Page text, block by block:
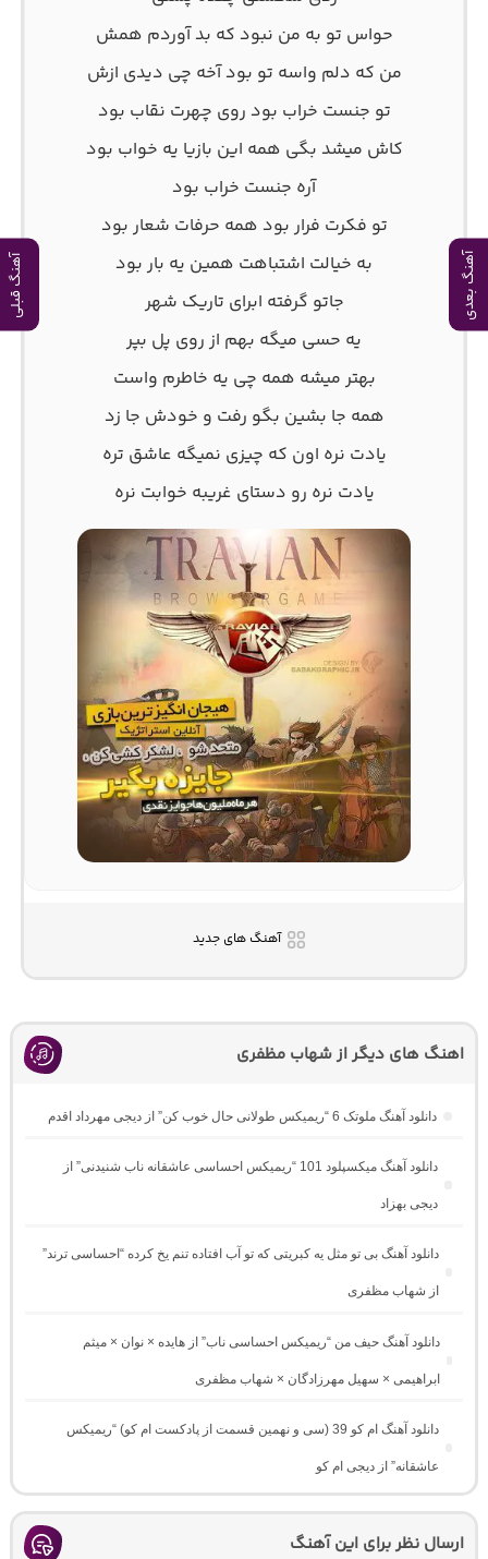
آهنگ بعدی آهنگ قبلی
حواس تو به من نبود که بد آوردم همش
من که دلم واسه تو بود آخه چی دیدی ازش
تو جنست خراب بود روی چهرت نقاب بود
کاش میشد بگی همه این بازیا یه خواب بود
آره جنست خراب بود
تو‌ فکرت فرار بود همه حرفات شعار بود
به خیالت اشتباهت همین یه بار بود
جاتو گرفته ابرای تاريک شهر
يه حسی میگه بهم از روی پل بپر
بهتر ميشه همه چى يه خاطرم واست
همه جا بشين بگو رفت و خودش جا زد
يادت نره اون كه چيزى نميگه عاشق تره
يادت نره رو دستاى غريبه خوابت نره
آهنگ های جدید
اهنگ های دیگر از شهاب مظفری
دانلود آهنگ ملوتک 6 “ریمیکس طولانی حال خوب کن” از دیجی مهرداد اقدم
دانلود آهنگ میکسپلود 101 “ریمیکس احساسی عاشقانه ناب شنیدنی” از
دیجی بهزاد
دانلود آهنگ بی تو مثل یه کبریتی که تو آب افتاده تنم یخ کرده “احساسی ترند”
از شهاب مظفری
دانلود آهنگ حیف من “ریمیکس احساسی ناب” از هایده × نوان × میثم
ابراهیمی × سهیل مهرزادگان × شهاب مظفری
دانلود آهنگ ام کو 39 (سی و نهمین قسمت از پادکست ام کو) “ریمیکس
عاشقانه” از دیجی ام کو
ارسال نظر برای این آهنگ